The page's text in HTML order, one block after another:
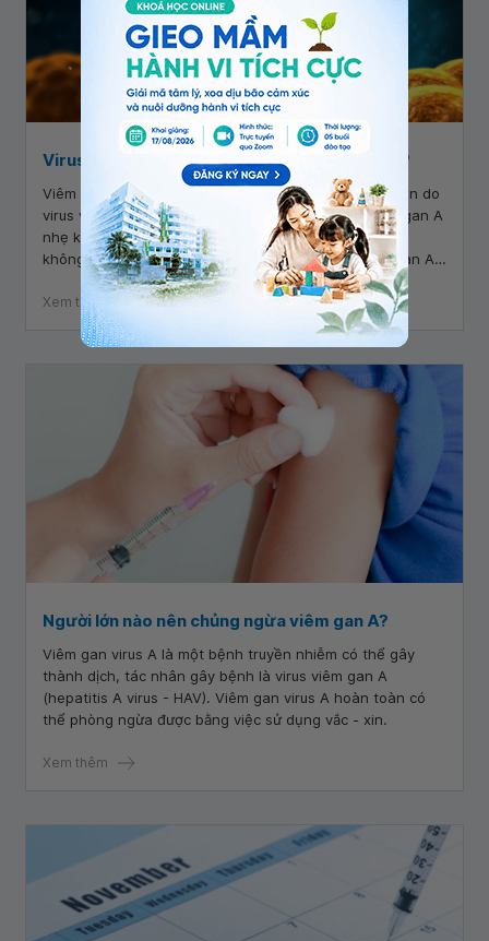
Virus viêm gan A tồn tại bao lâu ngoài cơ thể?
Viêm gan A là một bệnh nhiễm trùng gan rất dễ lây lan do
virus viêm gan A (HAV) gây ra. Các trường hợp viêm gan A
nhẹ không cần điều trị và có thể phục hồi hoàn toàn
không có tổn thương gan vĩnh viễn. Vậy virus viêm gan A
có thể tồn tại bao lâu ngoài cơ thể?
Xem thêm
Người lớn nào nên chủng ngừa viêm gan A?
Viêm gan virus A là một bệnh truyền nhiễm có thể gây
thành dịch, tác nhân gây bệnh là virus viêm gan A
(hepatitis A virus - HAV). Viêm gan virus A hoàn toàn có
thể phòng ngừa được bằng việc sử dụng vắc - xin.
Xem thêm